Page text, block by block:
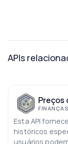
APIs
Preços
Esta API
históricos
usuários